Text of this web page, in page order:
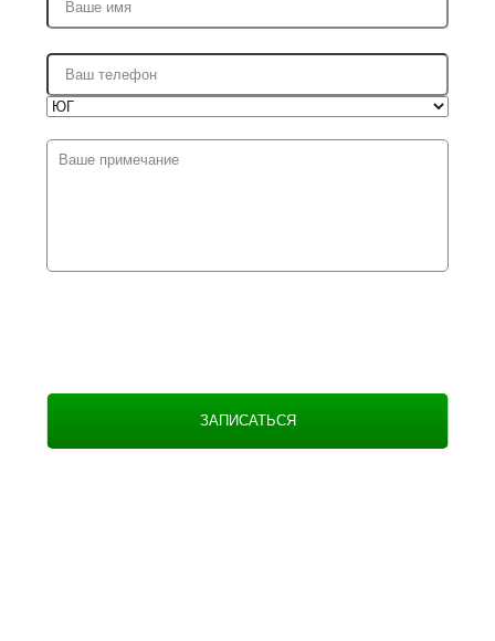
ЗАПИСАТЬСЯ